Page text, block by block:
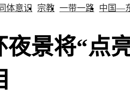
体意识 宗教 一带一路 中国—
夜景将“点